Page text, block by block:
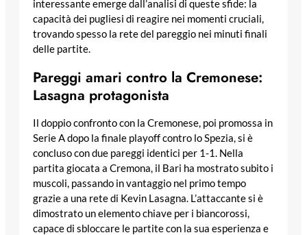
interessante emerge dall’analisi di queste sfide: la
capacità dei pugliesi di reagire nei momenti cruciali,
trovando spesso la rete del pareggio nei minuti finali
delle partite.
Pareggi amari contro la Cremonese:
Lasagna protagonista
Il doppio confronto con la Cremonese, poi promossa in
Serie A dopo la finale playoff contro lo Spezia, si è
concluso con due pareggi identici per 1-1. Nella
partita giocata a Cremona, il Bari ha mostrato subito i
muscoli, passando in vantaggio nel primo tempo
grazie a una rete di Kevin Lasagna. L’attaccante si è
dimostrato un elemento chiave per i biancorossi,
capace di sbloccare le partite con la sua esperienza e